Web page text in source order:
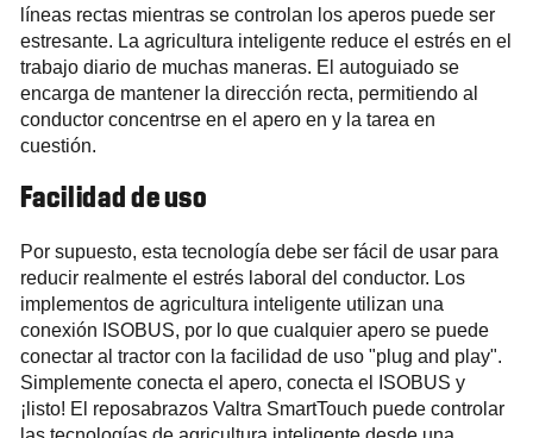
líneas rectas mientras se controlan los aperos puede ser
estresante. La agricultura inteligente reduce el estrés en el
trabajo diario de muchas maneras. El autoguiado se
encarga de mantener la dirección recta, permitiendo al
conductor concentrse en el apero en y la tarea en
cuestión.
Facilidad de uso
Por supuesto, esta tecnología debe ser fácil de usar para
reducir realmente el estrés laboral del conductor. Los
implementos de agricultura inteligente utilizan una
conexión ISOBUS, por lo que cualquier apero se puede
conectar al tractor con la facilidad de uso "plug and play".
Simplemente conecta el apero, conecta el ISOBUS y
¡listo! El reposabrazos Valtra SmartTouch puede controlar